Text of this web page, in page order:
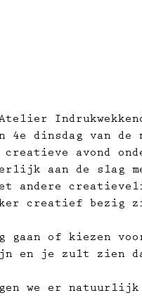
4e dinsdag van
avond
aan de slag
andere
creatief
of kiezen
en je zult
we er